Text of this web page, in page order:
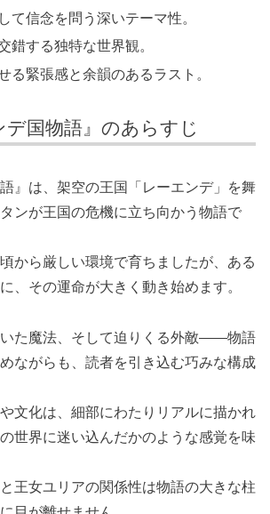
て信念を問う深いテーマ性。
錯する独特な世界観。
る緊張感と余韻のあるラスト。
デ国物語』のあらすじ
語』は、架空の王国「レーエンデ」を舞
ンが王国の危機に立ち向かう物語で
から厳しい環境で育ちましたが、ある
、その運命が大きく動き始めます。
た魔法、そして迫りくる外敵――物語
ながらも、読者を引き込む巧みな構成
文化は、細部にわたりリアルに描かれ
世界に迷い込んだかのような感覚を味
王女ユリアの関係性は物語の大きな柱